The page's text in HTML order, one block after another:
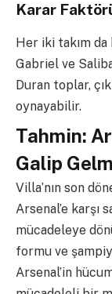
Karar
Her iki takım da
Gabriel ve
Duran toplar,
oynayabilir.
Tahmin:
Galip
Villa’nın son
Arsenal’e
mücadeleye
formu ve
Arsenal’in